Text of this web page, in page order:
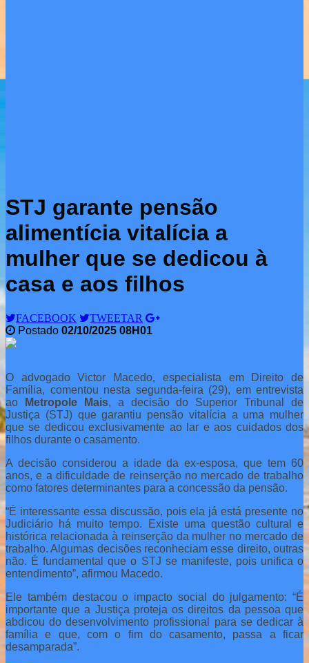
STJ garante pensão
alimentícia vitalícia a
mulher que se dedicou à
casa e aos filhos
FACEBOOK
TWEETAR
Postado 02/10/2025 08H01
O advogado Victor Macedo, especialista em Direito de
Família, comentou nesta segunda-feira (29), em entrevista
ao
Metropole Mais, a decisão do Superior Tribunal de
Justiça (STJ) que garantiu pensão vitalícia a uma mulher
que se dedicou exclusivamente ao lar e aos cuidados dos
filhos durante o casamento.
A decisão considerou a idade da ex-esposa, que tem 60
anos, e a dificuldade de reinserção no mercado de trabalho
como fatores determinantes para a concessão da pensão.
“É interessante essa discussão, pois ela já está presente no
Judiciário há muito tempo. Existe uma questão cultural e
histórica relacionada à reinserção da mulher no mercado de
trabalho. Algumas decisões reconheciam esse direito, outras
não. É fundamental que o STJ se manifeste, pois unifica o
entendimento”, afirmou Macedo.
Ele também destacou o impacto social do julgamento: “É
importante que a Justiça proteja os direitos da pessoa que
abdicou do desenvolvimento profissional para se dedicar à
família e que, com o fim do casamento, passa a ficar
desamparada”.